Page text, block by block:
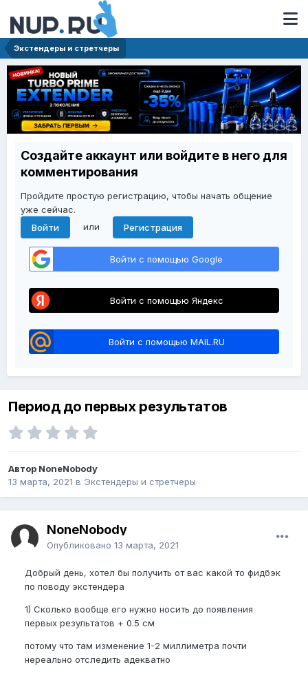
Экстендеры и стретчеры
Создайте аккаунт или войдите в него для
комментирования
Пройдите простую регистрацию, чтобы начать общение
уже сейчас.
Войти
или Регистрация
Войти с помощью Google
Войти с помощью Яндекс
Войти с помощью MAIL.RU
Период до первых результатов
Автор NoneNobody
13 марта, 2021 в Экстендеры и стретчеры
NoneNobody
Опубликовано 13 марта, 2021
Добрый день, хотел бы получить от вас какой то фидбэк
по поводу экстендера
1) Сколько вообще его нужно носить до появления
первых результатов + 0.5 см
потому что там изменение 1-2 миллиметра почти
нереально отследить адекватно